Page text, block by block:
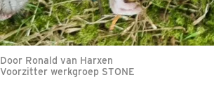
Door Ronald van Harxen
Voorzitter werkgroep STONE